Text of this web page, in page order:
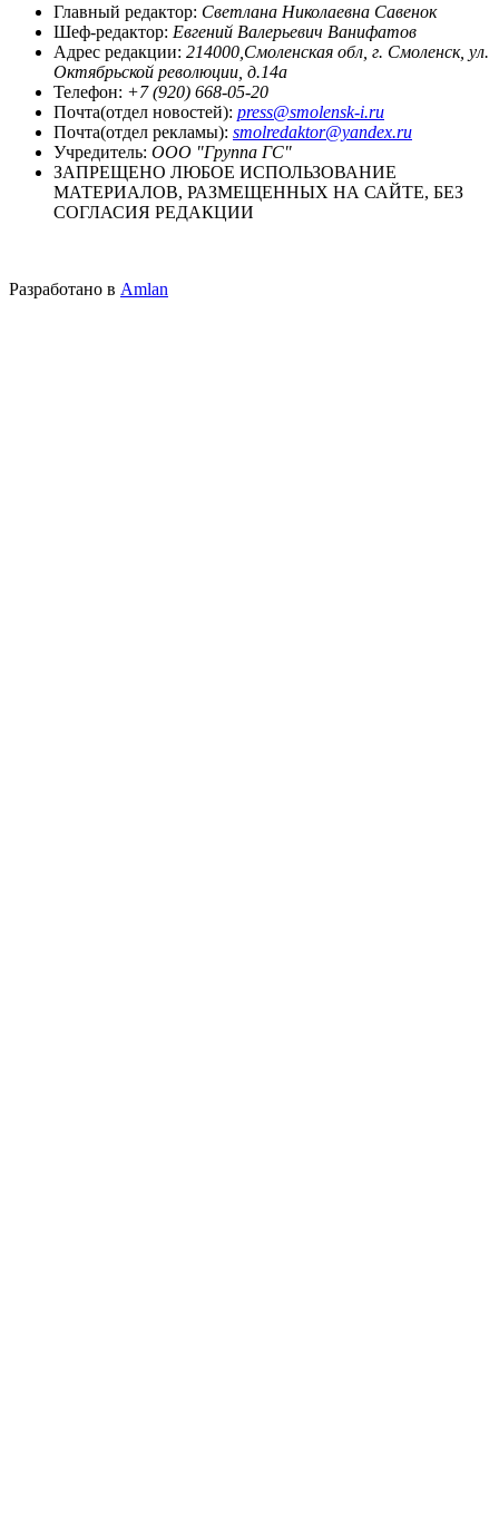
Главный редактор: Светлана Николаевна Савенок
Шеф-редактор: Евгений Валерьевич Ванифатов
Адрес редакции: 214000,Смоленская обл, г. Смоленск, ул.
Октябрьской революции, д.14а
Телефон: +7 (920) 668-05-20
Почта(отдел новостей): press@smolensk-i.ru
Почта(отдел рекламы): smolredaktor@yandex.ru
Учредитель: ООО "Группа ГС"
ЗАПРЕЩЕНО ЛЮБОЕ ИСПОЛЬЗОВАНИЕ
МАТЕРИАЛОВ, РАЗМЕЩЕННЫХ НА САЙТЕ, БЕЗ
СОГЛАСИЯ РЕДАКЦИИ
Разработано в Amlan